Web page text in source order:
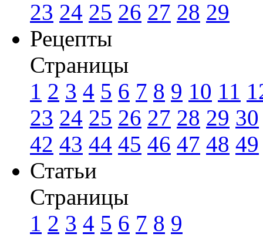
23 24 25 26 27 28 29
Рецепты
Страницы
1 2 3 4 5 6 7 8 9 10 11
23 24 25 26 27 28 29 30
42 43 44 45 46 47 48 49
Статьи
Страницы
1 2 3 4 5 6 7 8 9